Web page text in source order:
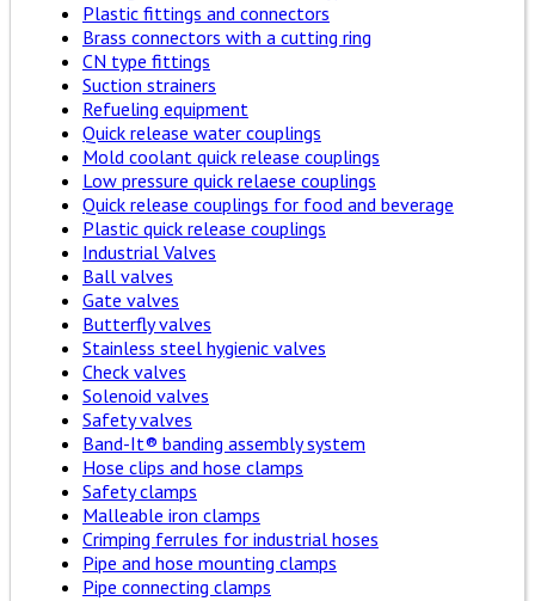
Plastic fittings and connectors
Brass connectors with a cutting ring
CN type fittings
Suction strainers
Refueling equipment
Quick release water couplings
Mold coolant quick release couplings
Low pressure quick relaese couplings
Quick release couplings for food and beverage
Plastic quick release couplings
Industrial Valves
Ball valves
Gate valves
Butterfly valves
Stainless steel hygienic valves
Check valves
Solenoid valves
Safety valves
Band-It® banding assembly system
Hose clips and hose clamps
Safety clamps
Malleable iron clamps
Crimping ferrules for industrial hoses
Pipe and hose mounting clamps
Pipe connecting clamps